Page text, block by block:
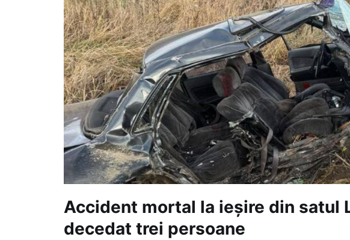
Accident mortal la ieșire din satul
decedat trei persoane